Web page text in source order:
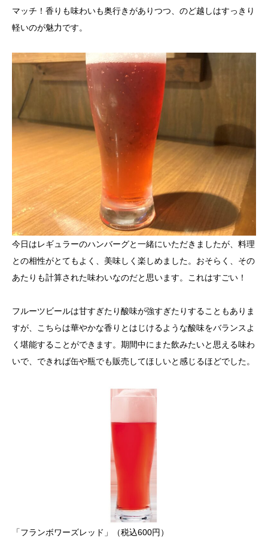
マッチ！香りも味わいも奥行きがありつつ、のど越しはすっきり
軽いのが魅力です。
今日はレギュラーのハンバーグと一緒にいただきましたが、料理
との相性がとてもよく、美味しく楽しめました。おそらく、その
あたりも計算された味わいなのだと思います。これはすごい！
フルーツビールは甘すぎたり酸味が強すぎたりすることもありま
すが、こちらは華やかな香りとはじけるような酸味をバランスよ
く堪能することができます。期間中にまた飲みたいと思える味わ
いで、できれば缶や瓶でも販売してほしいと感じるほどでした。
「フランボワーズレッド」（税込600円）